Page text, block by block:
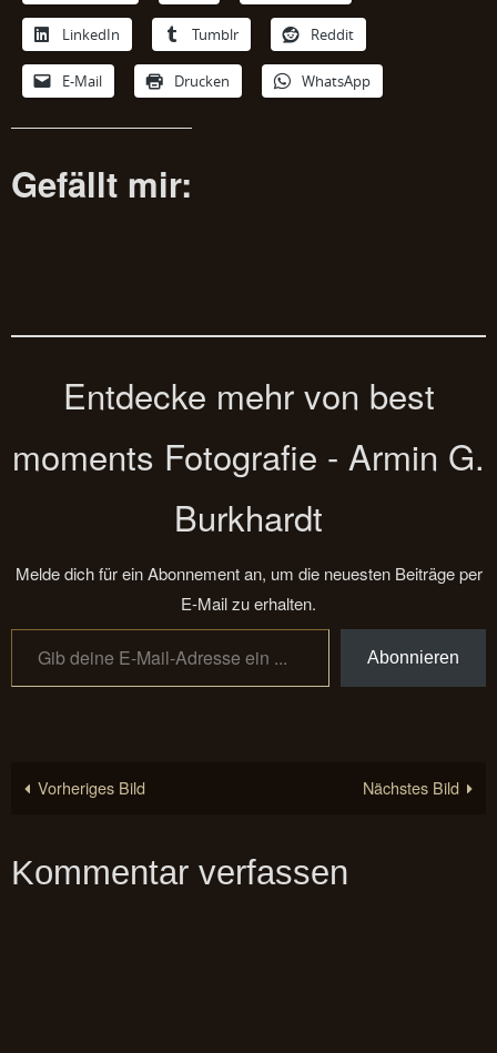
LinkedIn Tumblr Reddit
E-Mail Drucken WhatsApp
Gefällt mir:
Entdecke mehr von best
moments Fotografie - Armin G.
Burkhardt
Melde dich für ein Abonnement an, um die neuesten Beiträge per
E-Mail zu erhalten.
Gib deine E-Mail-Adresse ein ...
Abonnieren
Vorheriges Bild Nächstes Bild
Kommentar verfassen